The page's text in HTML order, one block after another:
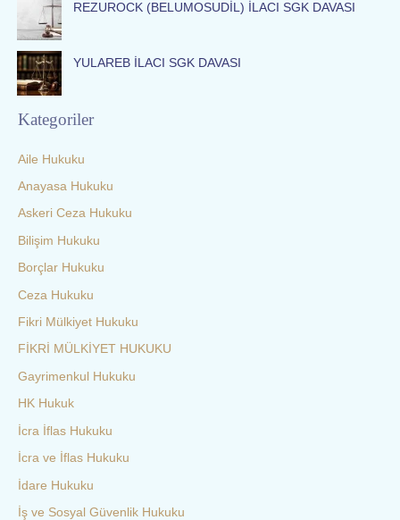
REZUROCK (BELUMOSUDİL) İLACI SGK DAVASI
YULAREB İLACI SGK DAVASI
Kategoriler
Aile Hukuku
Anayasa Hukuku
Askeri Ceza Hukuku
Bilişim Hukuku
Borçlar Hukuku
Ceza Hukuku
Fikri Mülkiyet Hukuku
FİKRİ MÜLKİYET HUKUKU
Gayrimenkul Hukuku
HK Hukuk
İcra İflas Hukuku
İcra ve İflas Hukuku
İdare Hukuku
İş ve Sosyal Güvenlik Hukuku